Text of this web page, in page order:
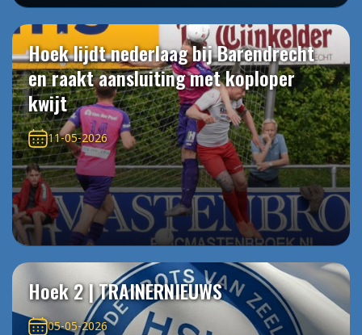
Hoek lijdt nederlaag bij Barendrecht
en raakt aansluiting met koploper
kwijt
11-05-2026
Hoek 2 | TRAINERNIEUWS
05-05-2026